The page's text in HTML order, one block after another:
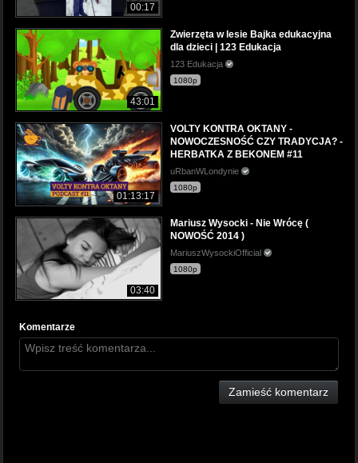
00:17
43:01
Zwierzęta w lesie Bajka edukacyjna
dla dzieci | 123 Edukacja
123 Edukacja
1080p
01:13:17
VOLTY KONTRA OKTANY -
NOWOCZESNOŚĆ CZY TRADYCJA? -
HERBATKA Z BEKONEM #11
uRbanWLondynie
1080p
03:40
Mariusz Wysocki - Nie Wrócę (
NOWOŚĆ 2014 )
MariuszWysockiOfficial
1080p
Komentarze
Zamieść komentarz